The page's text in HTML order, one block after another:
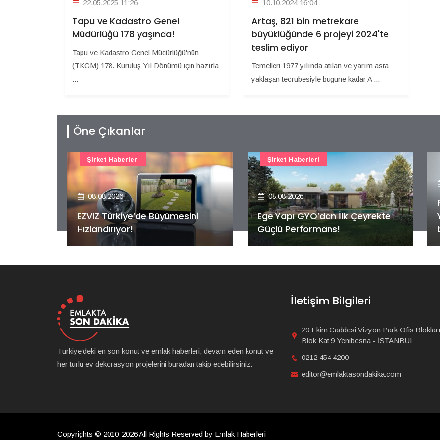
22.05.2025 11:26
Tapu ve Kadastro Genel
Müdürlüğü 178 yaşında!
Tapu ve Kadastro Genel Müdürlüğü'nün
(TKGM) 178. Kuruluş Yıl Dönümü için hazırla
...
10.10.2024 16:04
Artaş, 821 bin metrekare
büyüklüğünde 6 projeyi 2024'te
teslim ediyor
Temelleri 1977 yılında atılan ve yarım asra
yaklaşan tecrübesiyle bugüne kadar A ...
Öne Çıkanlar
08.08.2026
Ege Yapı GYO’dan İlk Çeyrekte
Güçlü Performans!
Şirket Haberleri
08.08.2026
Rönesans Gayrimenkul
Yatırım’dan 2026’ya güçlü
başlangıç
Şirket Haberleri
Türkiye'deki en son konut ve emlak haberleri, devam eden konut ve
her türlü ev dekorasyon projelerini buradan takip edebilirsiniz.
İletişim Bilgileri
29 Ekim Caddesi Vizyon Park Ofis
Blok Kat:9 Yenibosna - İSTANBUL
0212 454 4200
editor@emlaktasondakika.com
Copyrights © 2010-2026 All Rights Reserved by Emlak Haberleri